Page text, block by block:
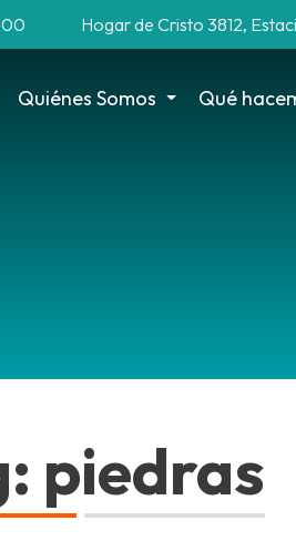
Hogar de Cristo 3812,
Quiénes Somos Qué
piedras